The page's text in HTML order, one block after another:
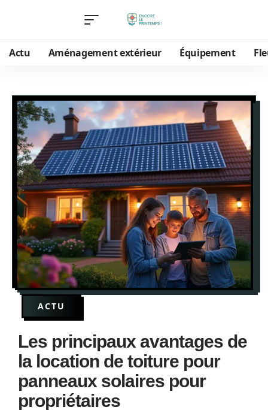
Actu Aménagement extérieur Équipement
ACTU
Les principaux avantages de
la location de toiture pour
panneaux solaires pour
propriétaires